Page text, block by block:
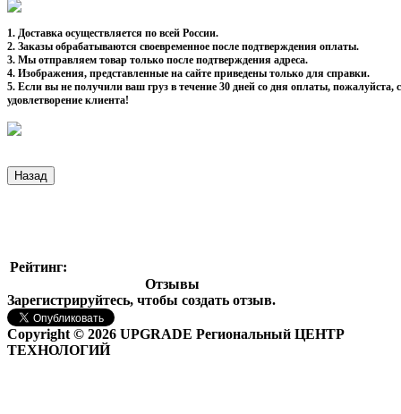
1. Доставка осуществляется по всей России.
2. Заказы обрабатываются своевременное после подтверждения оплаты.
3. Мы отправляем товар только после подтверждения адреса.
4. Изображения, представленные на сайте приведены только для справки.
5. Если вы не получили ваш груз в течение 30 дней со дня оплаты,
удовлетворение клиента!
Рейтинг:
Отзывы
Зарегистрируйтесь, чтобы создать отзыв.
Copyright © 2026 UPGRADE Региональный ЦЕНТР
ТЕХНОЛОГИЙ